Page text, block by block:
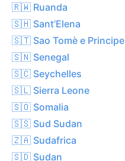
🇷🇼 Ruanda
🇸🇭 Sant’Elena
🇸🇹 Sao Tomè e Principe
🇸🇳 Senegal
🇸🇨 Seychelles
🇸🇱 Sierra Leone
🇸🇴 Somalia
🇸🇸 Sud Sudan
🇿🇦 Sudafrica
🇸🇩 Sudan